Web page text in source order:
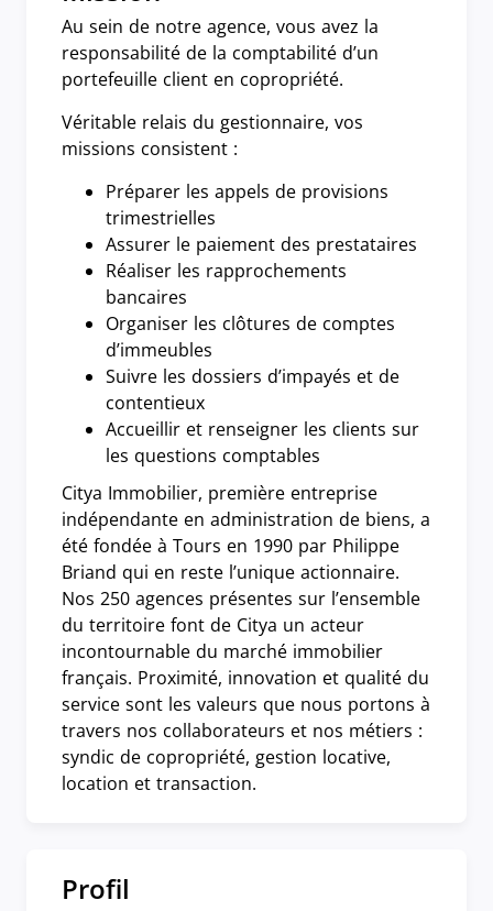
Au sein de notre agence, vous avez la
responsabilité de la comptabilité d’un
portefeuille client en copropriété.
Véritable relais du gestionnaire, vos
missions consistent :
Préparer les appels de provisions
trimestrielles
Assurer le paiement des prestataires
Réaliser les rapprochements
bancaires
Organiser les clôtures de comptes
d’immeubles
Suivre les dossiers d’impayés et de
contentieux
Accueillir et renseigner les clients sur
les questions comptables
Citya Immobilier, première entreprise
indépendante en administration de biens, a
été fondée à Tours en 1990 par Philippe
Briand qui en reste l’unique actionnaire.
Nos 250 agences présentes sur l’ensemble
du territoire font de Citya un acteur
incontournable du marché immobilier
français. Proximité, innovation et qualité du
service sont les valeurs que nous portons à
travers nos collaborateurs et nos métiers :
syndic de copropriété, gestion locative,
location et transaction.
Profil